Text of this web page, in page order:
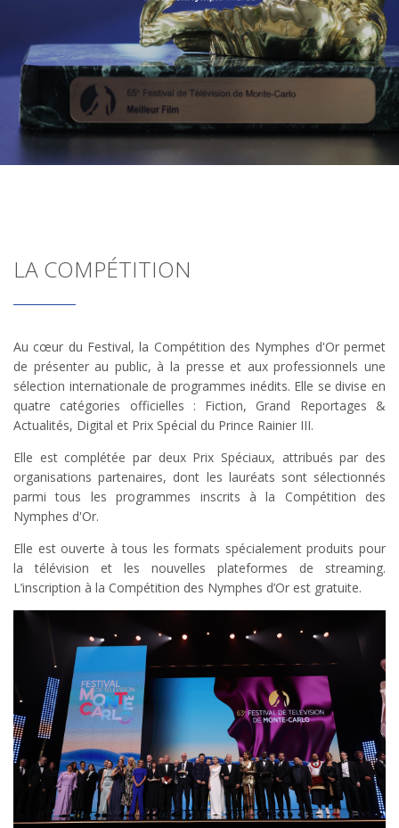
LA COMPÉTITION
Au cœur du Festival, la Compétition des Nymphes d'Or permet
de présenter au public, à la presse et aux professionnels une
sélection internationale de programmes inédits. Elle se divise en
quatre catégories officielles : Fiction, Grand Reportages &
Actualités, Digital et Prix Spécial du Prince Rainier III.
Elle est complétée par deux Prix Spéciaux, attribués par des
organisations partenaires, dont les lauréats sont sélectionnés
parmi tous les programmes inscrits à la Compétition des
Nymphes d'Or.
Elle est ouverte à tous les formats spécialement produits pour
la télévision et les nouvelles plateformes de streaming.
L’inscription à la Compétition des Nymphes d’Or est gratuite.